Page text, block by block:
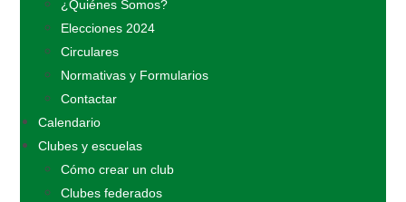
¿Quiénes Somos?
Elecciones 2024
Circulares
Normativas y Formularios
Contactar
Calendario
Clubes y escuelas
Cómo crear un club
Clubes federados